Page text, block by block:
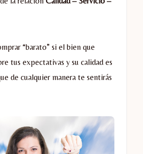
“barato” si el bien que
tus expectativas y su calidad es
de cualquier manera te sentirás